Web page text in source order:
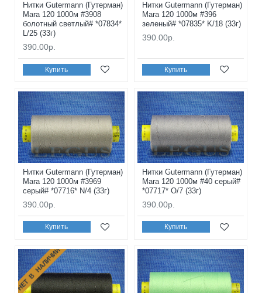
Нитки Gutermann (Гутерман)
Mara 120 1000м #3908
болотный светлый# *07834*
L/25 (33г)
390.00р.
Купить
Нитки Gutermann (Гутерман)
Mara 120 1000м #396
зеленый# *07835* K/18 (33г)
390.00р.
Купить
Нитки Gutermann (Гутерман)
Mara 120 1000м #3969
серый# *07716* N/4 (33г)
390.00р.
Купить
Нитки Gutermann (Гутерман)
Mara 120 1000м #40 серый#
*07717* O/7 (33г)
390.00р.
Купить
НЕТ В НАЛИЧИИ